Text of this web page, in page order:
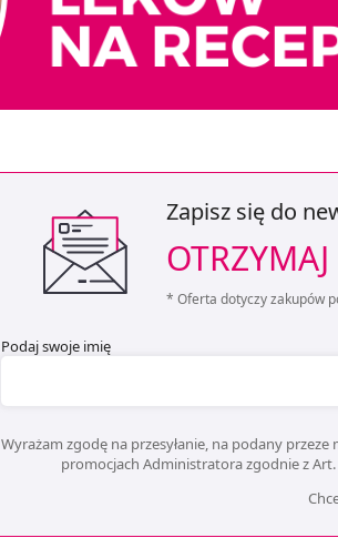
Zapisz się do
* Oferta dotyczy zakupów
Podaj swoje imię
Wyrażam zgodę na przesyłanie, na podany
promocjach Administratora zgodnie z